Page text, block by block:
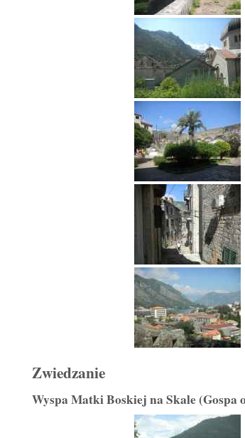
Zwiedzanie
Wyspa Matki Boskiej na Skale (Gospa